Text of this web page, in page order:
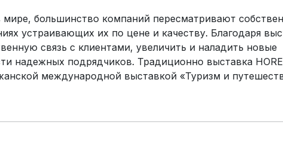
большинство компаний пересматривают
устраивающих их по цене и качеству. Благодаря
связь с клиентами, увеличить и наладить новые
надежных подрядчиков. Традиционно выставка
международной выставкой «Туризм и